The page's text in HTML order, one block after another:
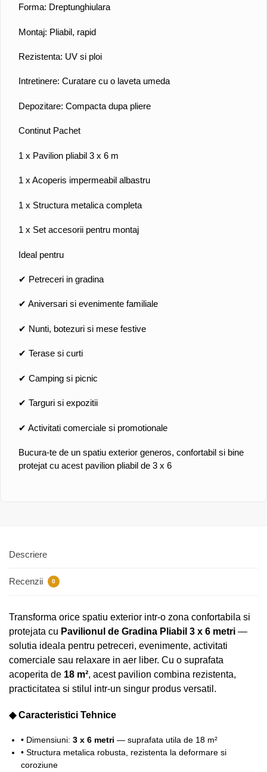
Forma: Dreptunghiulara
Montaj: Pliabil, rapid
Rezistenta: UV si ploi
Intretinere: Curatare cu o laveta umeda
Depozitare: Compacta dupa pliere
Continut Pachet
1 x Pavilion pliabil 3 x 6 m
1 x Acoperis impermeabil albastru
1 x Structura metalica completa
1 x Set accesorii pentru montaj
Ideal pentru
✔ Petreceri in gradina
✔ Aniversari si evenimente familiale
✔ Nunti, botezuri si mese festive
✔ Terase si curti
✔ Camping si picnic
✔ Targuri si expozitii
✔ Activitati comerciale si promotionale
Bucura-te de un spatiu exterior generos, confortabil si bine
protejat cu acest pavilion pliabil de 3 x 6
Descriere
Recenzii 0
Transforma orice spatiu exterior intr-o zona confortabila si
protejata cu Pavilionul de Gradina Pliabil 3 x 6 metri —
solutia ideala pentru petreceri, evenimente, activitati
comerciale sau relaxare in aer liber. Cu o suprafata
acoperita de 18 m², acest pavilion combina rezistenta,
practicitatea si stilul intr-un singur produs versatil.
◆ Caracteristici Tehnice
• Dimensiuni: 3 x 6 metri — suprafata utila de 18 m²
• Structura metalica robusta, rezistenta la deformare si
coroziune